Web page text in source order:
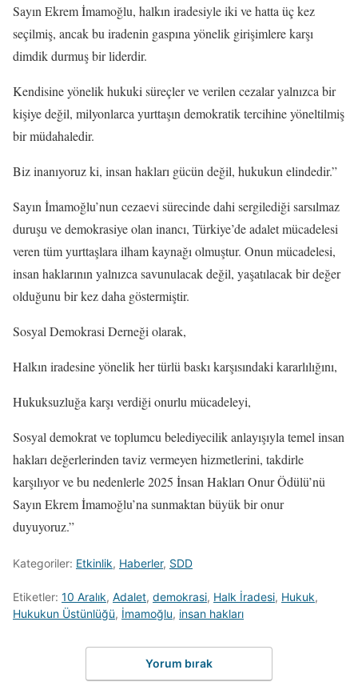
Sayın Ekrem İmamoğlu, halkın iradesiyle iki ve hatta üç kez
seçilmiş, ancak bu iradenin gaspına yönelik girişimlere karşı
dimdik durmuş bir liderdir.
Kendisine yönelik hukuki süreçler ve verilen cezalar yalnızca bir
kişiye değil, milyonlarca yurttaşın demokratik tercihine yöneltilmiş
bir müdahaledir.
Biz inanıyoruz ki, insan hakları gücün değil, hukukun elindedir.”
Sayın İmamoğlu’nun cezaevi sürecinde dahi sergilediği sarsılmaz
duruşu ve demokrasiye olan inancı, Türkiye’de adalet mücadelesi
veren tüm yurttaşlara ilham kaynağı olmuştur. Onun mücadelesi,
insan haklarının yalnızca savunulacak değil, yaşatılacak bir değer
olduğunu bir kez daha göstermiştir.
Sosyal Demokrasi Derneği olarak,
Halkın iradesine yönelik her türlü baskı karşısındaki kararlılığını,
Hukuksuzluğa karşı verdiği onurlu mücadeleyi,
Sosyal demokrat ve toplumcu belediyecilik anlayışıyla temel insan
hakları değerlerinden taviz vermeyen hizmetlerini, takdirle
karşılıyor ve bu nedenlerle 2025 İnsan Hakları Onur Ödülü’nü
Sayın Ekrem İmamoğlu’na sunmaktan büyük bir onur
duyuyoruz.”
Kategoriler: Etkinlik, Haberler, SDD
Etiketler: 10 Aralık, Adalet, demokrasi, Halk İradesi, Hukuk,
Hukukun Üstünlüğü, İmamoğlu, insan hakları
Yorum bırak